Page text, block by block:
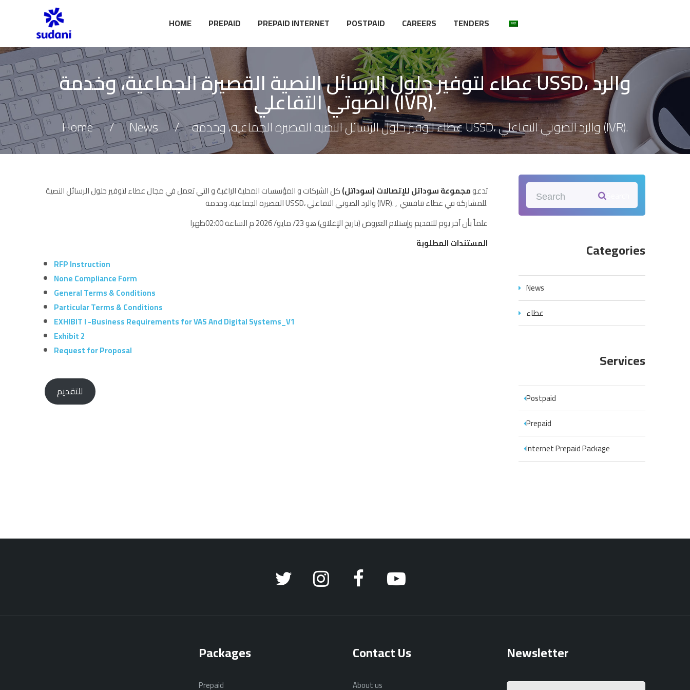
HOME PREPAID PREPAID INTERNET POSTPAID CAREERS TENDERS
عطاء لتوفير حلول الرسائل النصية القصيرة الجماعية، وخدمة USSD، والرد
الصوتي التفاعلي (IVR).
Home News عطاء لتوفير حلول الرسائل النصية القصيرة الجماعية، وخدمة USSD، والرد الصوتي التفاعلي (IVR).
تدعومجموعة سوداتل للإتصالات (سوداتل)كل اﻟﺷرﻛﺎت و اﻟﻣؤﺳﺳﺎت اﻟﻣﺣﻠﯾﺔ اﻟراﻏﺑﺔ و اﻟﺗﻲ ﺗﻌﻣل ﻓﻲ مجال عطاء لتوفير حلول الرسائل النصية
القصيرة الجماعية، وخدمة USSD، والرد الصوتي التفاعلي (IVR). ,
للمشاركة في عطاء تنافسي.
علماً بأن آخر يوم للتقديم وإستلام العروض (تاريخ الإغلاق) هو 23/ مايو/ 2026 م الساعة 02:00ظهرا
المستندات المطلوبة
RFP Instruction
None Compliance Form
General Terms & Conditions
Particular Terms & Conditions
EXHIBIT I -Business Requirements for VAS And Digital Systems_V1
Exhibit 2
Request for Proposal
للتقديم
Categories
News
عطاء
Services
Postpaid
Prepaid
Internet Prepaid Package
Packages
Prepaid
Contact Us
About us
Newsletter